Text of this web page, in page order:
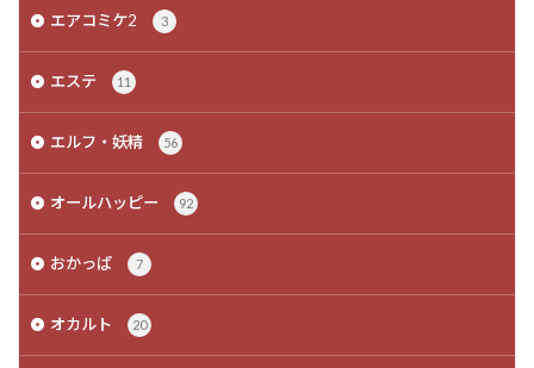
エアコミケ2 3
エステ 11
エルフ・妖精 56
オールハッピー 92
おかっぱ 7
オカルト 20